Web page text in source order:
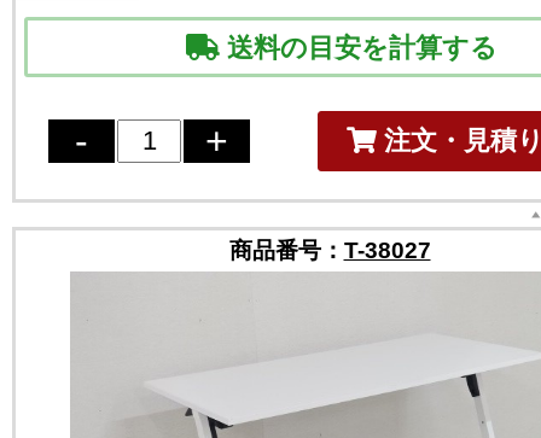
送料の目安を計算する
注文・見積
商品番号： T-38027